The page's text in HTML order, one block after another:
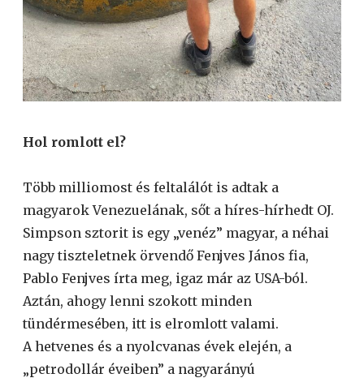
Hol romlott el?
Több milliomost és feltalálót is adtak a
magyarok Venezuelának, sőt a híres-hírhedt OJ.
Simpson sztorit is egy „venéz” magyar, a néhai
nagy tiszteletnek örvendő Fenjves János fia,
Pablo Fenjves írta meg, igaz már az USA-ból.
Aztán, ahogy lenni szokott minden
tündérmesében, itt is elromlott valami.
A hetvenes és a nyolcvanas évek elején, a
„petrodollár éveiben” a nagyarányú